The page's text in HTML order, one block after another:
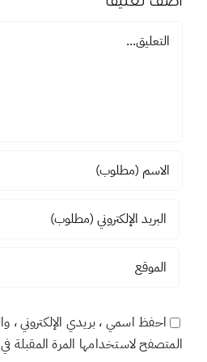
تعليق
احفظ اسمي ، بريدي الإلكتروني ،
المتصفح لاستخدامها المرة المقبلة